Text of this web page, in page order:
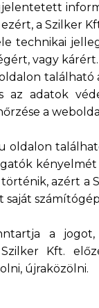
a Szilker
technikai
vagy kárért.
az adatok
a
oldalon
azért a
a jogot,
Szilker Kft.
újraközölni.